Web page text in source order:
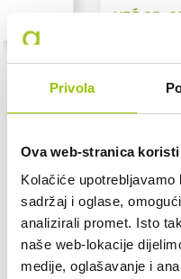
Privola
Ova web-stranica
Kolačiće
sadržaj i oglase,
analizirali promet. Isto
naše web-lokacije
medije, oglašavanje i
VEĆ OD: 339,90 € /